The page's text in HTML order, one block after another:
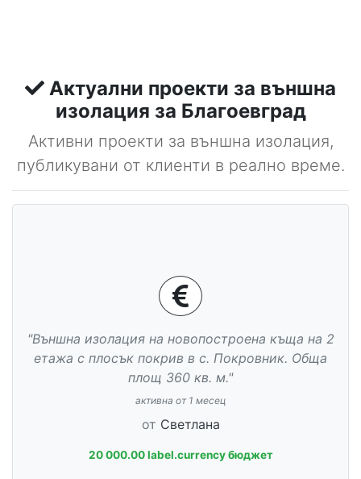
Актуални проекти за външна
изолация за Благоевград
Активни проекти за външна изолация,
публикувани от клиенти в реално време.
"Външна изолация на новопостроена къща на 2
етажа с плосък покрив в с. Покровник. Обща
площ 360 кв. м."
активна от 1 месец
от Светлана
20 000.00 label.currency бюджет